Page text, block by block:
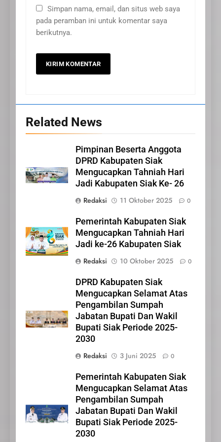
Simpan nama, email, dan situs web saya
pada peramban ini untuk komentar saya
berikutnya.
Related News
Pimpinan Beserta Anggota
DPRD Kabupaten Siak
Mengucapkan Tahniah Hari
Jadi Kabupaten Siak Ke- 26
Redaksi
11 Oktober 2025 0
Pemerintah Kabupaten Siak
Mengucapkan Tahniah Hari
Jadi ke-26 Kabupaten Siak
Redaksi
10 Oktober 2025 0
DPRD Kabupaten Siak
Mengucapkan Selamat Atas
Pengambilan Sumpah
Jabatan Bupati Dan Wakil
Bupati Siak Periode 2025-
2030
Redaksi
3 Juni 2025 0
Pemerintah Kabupaten Siak
Mengucapkan Selamat Atas
Pengambilan Sumpah
Jabatan Bupati Dan Wakil
Bupati Siak Periode 2025-
2030
Selamat Hari Kebangkitan
Nasional
IKLAN
Iklan Pemerintah Kabupaten
Siak
NORMAN SILITONGA CALEG
DPRD PROVINSI DKI JAKARTA
IKLAN
NURGARAHA HARPAL
DPRD PROVINSI DKI JAKARTA
IKLAN
1
Pimpinan Beserta Anggota
DPRD Kabupaten Siak